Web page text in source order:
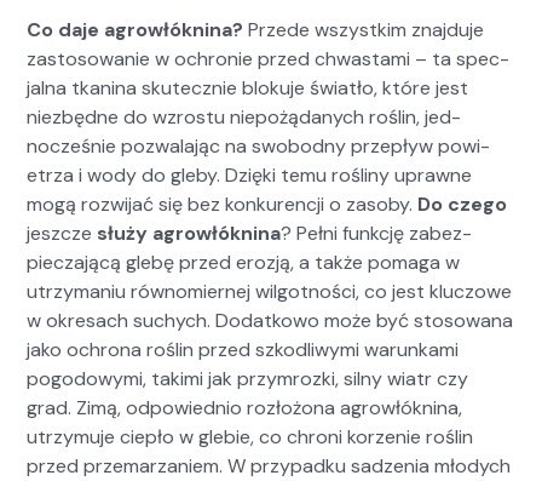
Co daje agrowłókn­i­na?Przede wszys­tkim zna­j­du­je
zas­tosowanie w ochronie przed chwasta­mi – ta spec­
jal­na tkan­i­na skutecznie bloku­je światło, które jest
niezbędne do wzros­tu niepożą­danych roślin, jed­
nocześnie pozwala­jąc na swo­bod­ny przepływ powi­
etrza i wody do gle­by. Dzię­ki temu rośliny uprawne
mogą rozwi­jać się bez konkurencji o zaso­by. Do czego
jeszcze służy agrowłókn­i­na? Pełni funkcję zabez­
piecza­jącą gle­bę przed erozją, a także poma­ga w
utrzy­ma­niu równomiernej wilgo­t­noś­ci, co jest kluc­zowe
w okre­sach suchych. Dodatkowo może być stosowana
jako ochrona roślin przed szkodli­wy­mi warunk­a­mi
pogodowy­mi, taki­mi jak przym­roz­ki, sil­ny wia­tr czy
grad. Zimą, odpowied­nio rozłożona agrowłókn­i­na,
utrzy­mu­je ciepło w glebie, co chroni korze­nie roślin
przed prze­marzaniem. W przy­pad­ku sadzenia młodych